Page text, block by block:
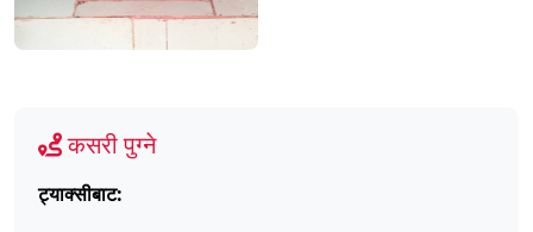
कसरी पुग्ने
ट्याक्सीबाट: